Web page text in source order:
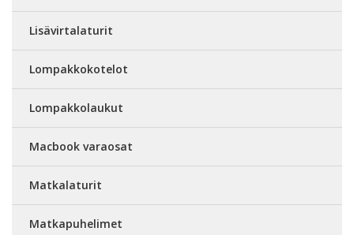
Lisävirtalaturit
Lompakkokotelot
Lompakkolaukut
Macbook varaosat
Matkalaturit
Matkapuhelimet